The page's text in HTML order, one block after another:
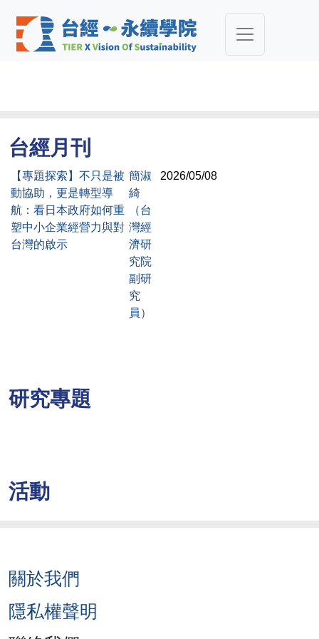
台經月刊
【專題探索】不只是被
動協助，更是轉型導
航：看日本政府如何重
塑中小企業經營力與對
台灣的啟示
簡淑
綺
（台
灣經
濟研
究院
副研
究
員）
2026/05/08
研究專題
活動
關於我們
隱私權聲明